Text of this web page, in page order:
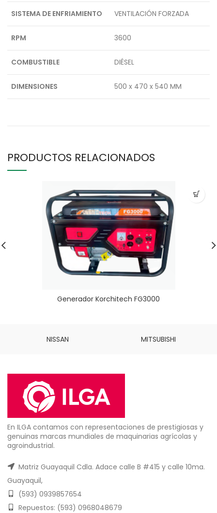
SISTEMA DE ENFRIAMIENTO VENTILACIÓN FORZADA
RPM 3600
COMBUSTIBLE DIÉSEL
DIMENSIONES 500 x 470 x 540 MM
PRODUCTOS RELACIONADOS
Generador Korchitech FG3000
NISSAN MITSUBISHI
En ILGA contamos con representaciones de prestigiosas y
genuinas marcas mundiales de maquinarias agrícolas y
agroindustrial.
Matriz Guayaquil Cdla. Adace calle B #415 y calle 10ma.
Guayaquil,
(593) 0939857654
Repuestos: (593) 0968048679